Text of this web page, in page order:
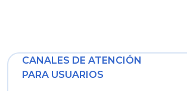
CANALES DE ATENCIÓN
PARA USUARIOS